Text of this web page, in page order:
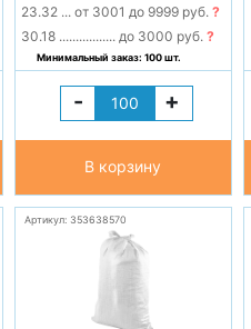
23.32 ... от 3001 до 9999 руб.?
30.18 ................. до 3000 руб.?
Минимальный заказ: 100 шт.
- +
В корзину
Артикул: 353638570